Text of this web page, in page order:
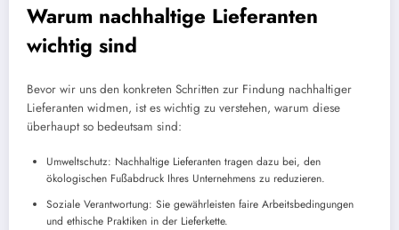
Warum nachhaltige Lieferanten
wichtig sind
Bevor wir uns den konkreten Schritten zur Findung nachhaltiger
Lieferanten widmen, ist es wichtig zu verstehen, warum diese
überhaupt so bedeutsam sind:
Umweltschutz: Nachhaltige Lieferanten tragen dazu bei, den
ökologischen Fußabdruck Ihres Unternehmens zu reduzieren.
Soziale Verantwortung: Sie gewährleisten faire Arbeitsbedingungen
und ethische Praktiken in der Lieferkette.